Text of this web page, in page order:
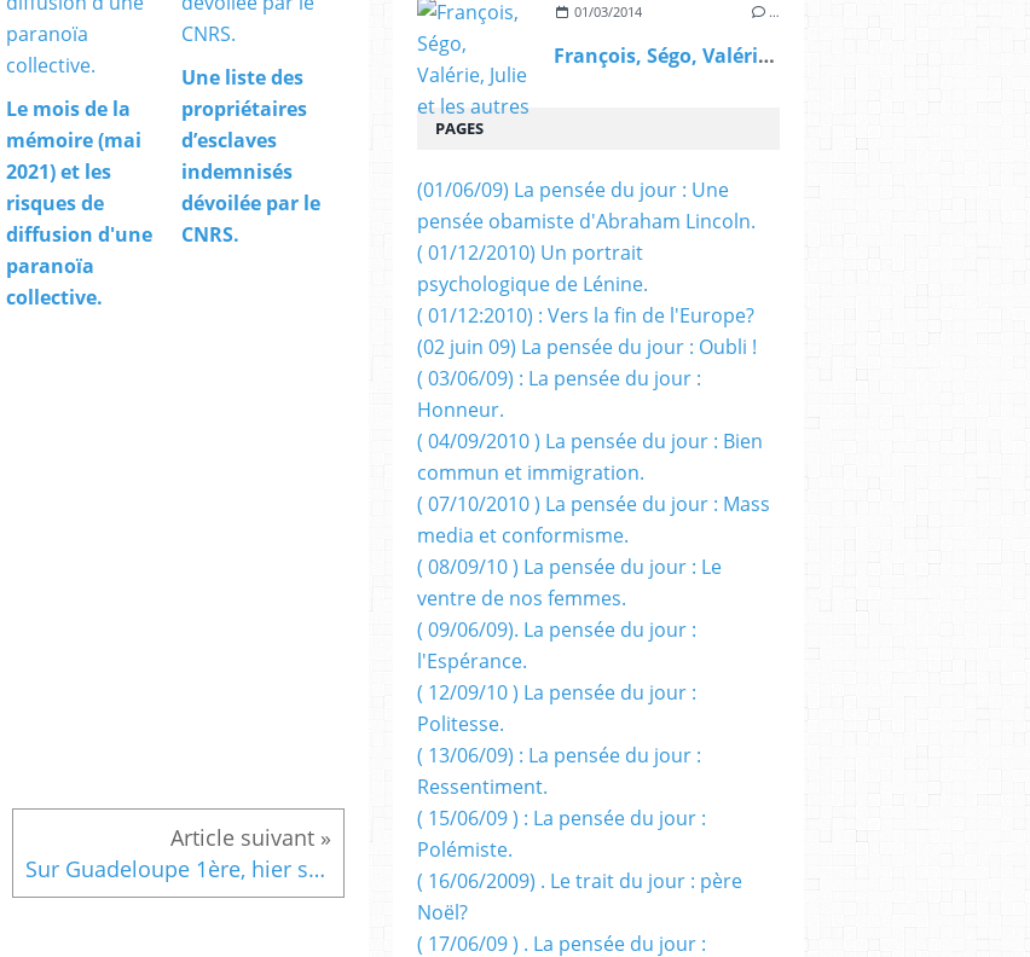
Le mois de la
mémoire (mai
2021) et les
risques de
diffusion d'une
paranoïa
collective.
Une liste des
propriétaires
d’esclaves
indemnisés
dévoilée par le
CNRS.
Sur Guadeloupe 1ère, hier soir ( 21.02.2011) "jenn ki an lari-la", par E.Boulogne.
01/03/2014 …
François, Ségo, Valérie, Julie et les autres
PAGES
(01/06/09) La pensée du jour : Une
pensée obamiste d'Abraham Lincoln.
( 01/12/2010) Un portrait
psychologique de Lénine.
( 01/12:2010) : Vers la fin de l'Europe?
(02 juin 09) La pensée du jour : Oubli !
( 03/06/09) : La pensée du jour :
Honneur.
( 04/09/2010 ) La pensée du jour : Bien
commun et immigration.
( 07/10/2010 ) La pensée du jour : Mass
media et conformisme.
( 08/09/10 ) La pensée du jour : Le
ventre de nos femmes.
( 09/06/09). La pensée du jour :
l'Espérance.
( 12/09/10 ) La pensée du jour :
Politesse.
( 13/06/09) : La pensée du jour :
Ressentiment.
( 15/06/09 ) : La pensée du jour :
Polémiste.
( 16/06/2009) . Le trait du jour : père
Noël?
( 17/06/09 ) . La pensée du jour :